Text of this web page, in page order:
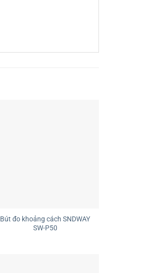
Bút đo khoảng cách SNDWAY
SW-P50